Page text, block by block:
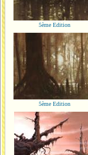
5ème Edition
5ème Edition